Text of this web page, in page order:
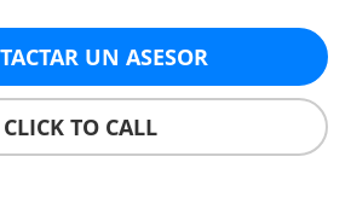
UN ASESOR
CLICK TO CALL